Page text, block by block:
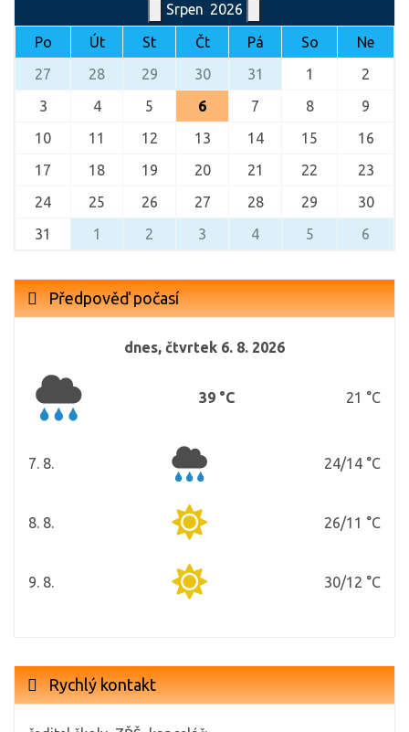
Srpen 2026
Po
Út St Čt Pá So
Ne
27
28 29 30 31 1
2
3
4 5 6 7 8
9
10
11 12 13 14 15
16
17
18 19 20 21 22
23
24
25 26 27 28 29
30
31
1 2 3 4 5 6
Předpověď počasí
dnes, čtvrtek 6. 8. 2026
39 °C 21 °C
pátek
7. 8. 24/14 °C
sobota
8. 8. 26/11 °C
neděle
9. 8. 30/12 °C
Rychlý kontakt